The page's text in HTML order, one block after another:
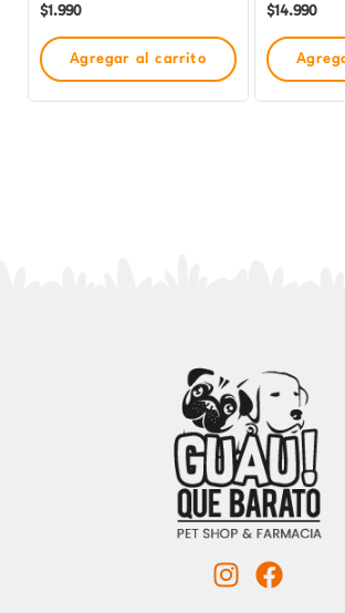
$1.990
Agregar al carrito
$14.990
I
F